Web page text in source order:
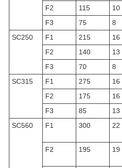
F2
115 10
F3
75 8
SC250
F1 215 16
F2
140 13
F3
70 8
SC315
F1 275 16
F2
175 16
F3
85 13
SC560
F1 300 22
F2
195 19